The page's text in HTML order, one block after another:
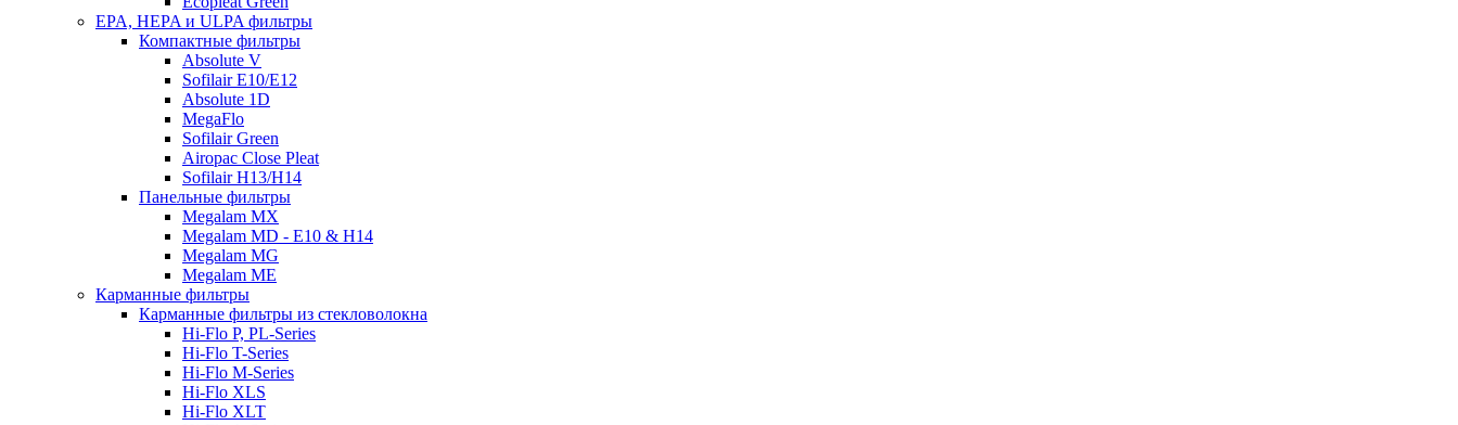
EPA, HEPA и ULPA фильтры
Компактные фильтры
Absolute V
Sofilair E10/E12
Absolute 1D
MegaFlo
Sofilair Green
Airopac Close Pleat
Sofilair H13/H14
Панельные фильтры
Megalam MX
Megalam MD - E10 & H14
Megalam MG
Megalam ME
Карманные фильтры
Карманные фильтры из стекловолокна
Hi-Flo P, PL-Series
Hi-Flo T-Series
Hi-Flo M-Series
Hi-Flo XLS
Hi-Flo XLT